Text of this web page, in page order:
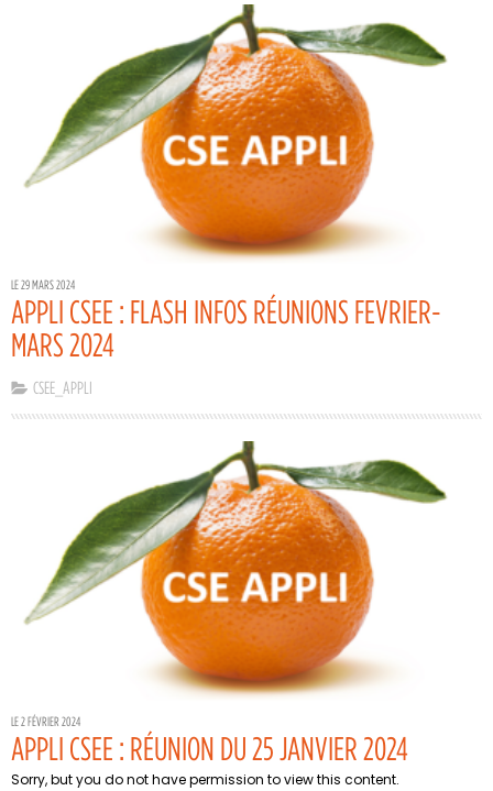
LE 29 MARS 2024
APPLI CSEE : FLASH INFOS RÉUNIONS FEVRIER-
MARS 2024
CSEE_APPLI
LE 2 FÉVRIER 2024
APPLI CSEE : RÉUNION DU 25 JANVIER 2024
Sorry, but you do not have permission to view this content.